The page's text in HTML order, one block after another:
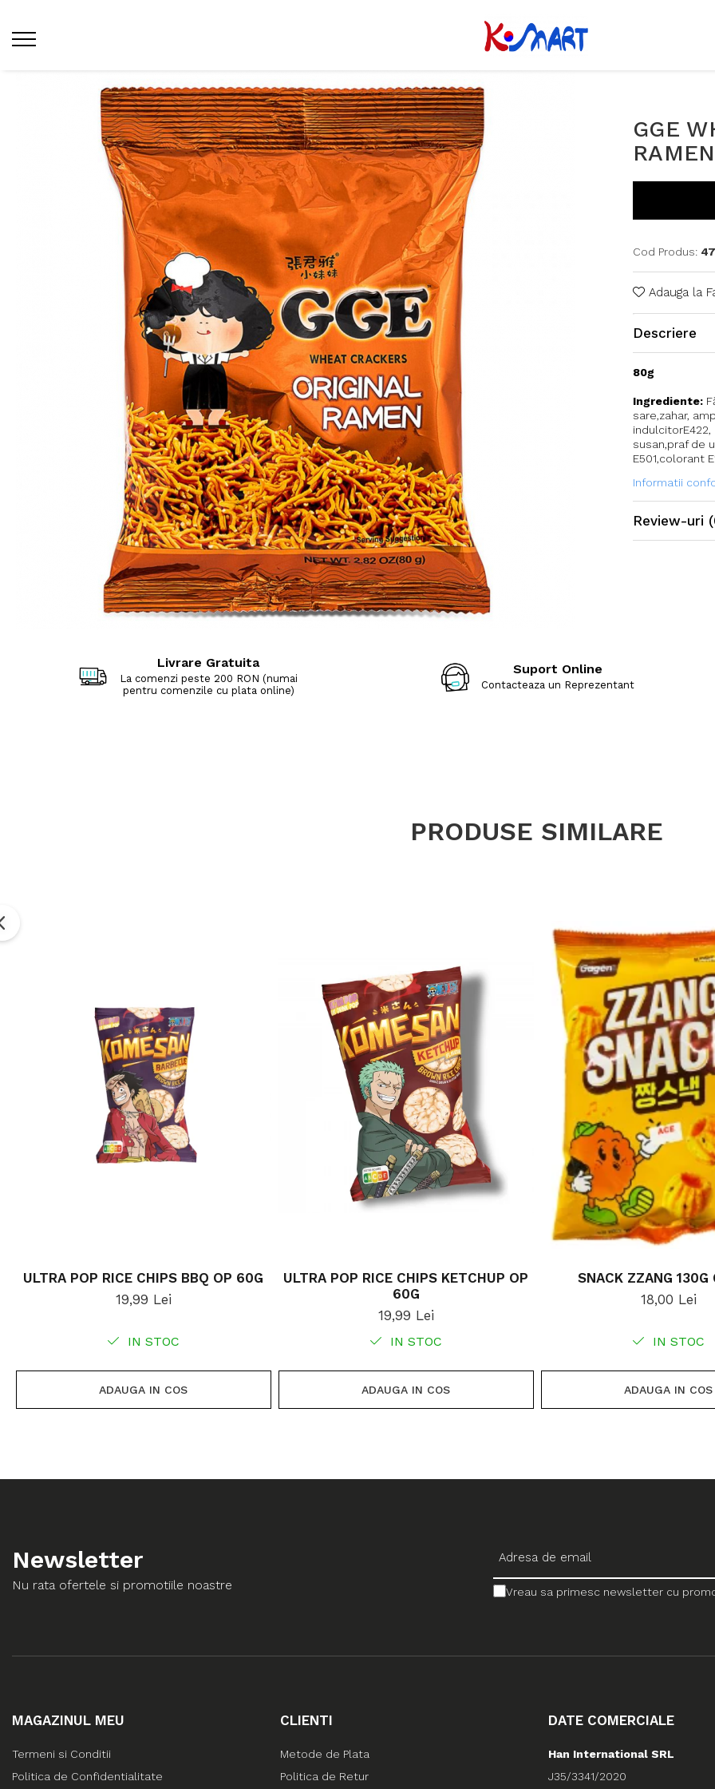
GGE
Cod Produs:
Adauga la
Descriere
80g
Ingrediente:
sare,zahar,
indulcitorE422,
susan,praf de
E501,colorant
Informatii
Review-uri
Livrare Gratuita
La comenzi peste 200 RON (numai
pentru comenzile cu plata online)
Suport Online
Contacteaza un Reprezentant
PRODUSE SIMILARE
ULTRA POP RICE CHIPS BBQ OP 60G
19,99 Lei
IN STOC
ADAUGA IN COS
ULTRA POP RICE CHIPS KETCHUP OP
60G
19,99 Lei
IN STOC
ADAUGA IN COS
SNACK ZZANG 130G
18,00 Lei
IN STOC
ADAUGA IN COS
Newsletter
Nu rata ofertele si promotiile noastre Vreau sa primesc newsletter cu
MAGAZINUL MEU
Termeni si Conditii
Politica de Confidentialitate
CLIENTI
Metode de Plata
Politica de Retur
DATE COMERCIALE
Han International SRL
J35/3341/2020